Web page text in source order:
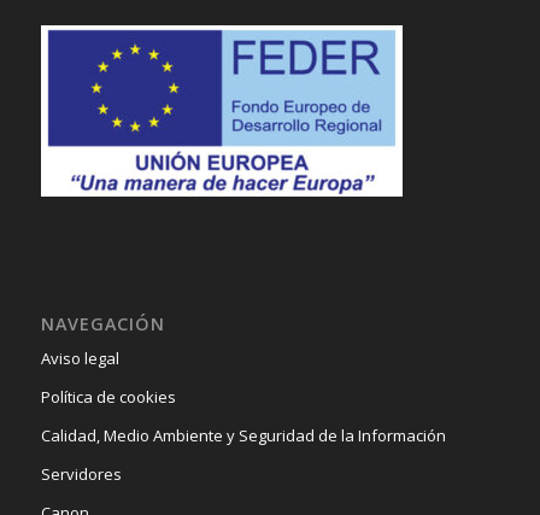
NAVEGACIÓN
Aviso legal
Política de cookies
Calidad, Medio Ambiente y Seguridad de la Información
Servidores